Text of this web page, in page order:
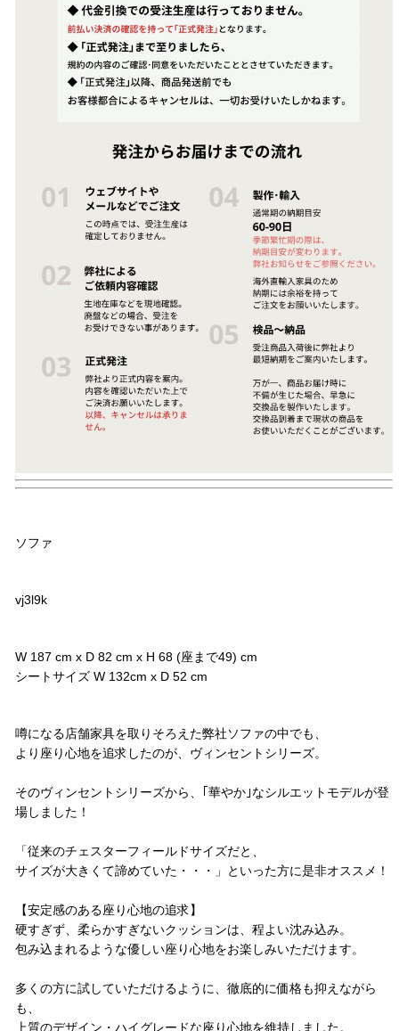
ソファ
vj3l9k
W 187 cm x D 82 cm x H 68 (座まで49) cm
シートサイズ W 132cm x D 52 cm
噂になる店舗家具を取りそろえた弊社ソファの中でも、
より座り心地を追求したのが、ヴィンセントシリーズ。
そのヴィンセントシリーズから、｢華やか｣なシルエットモデルが登
場しました！
「従来のチェスターフィールドサイズだと、
サイズが大きくて諦めていた・・・」といった方に是非オススメ！
【安定感のある座り心地の追求】
硬すぎず、柔らかすぎないクッションは、程よい沈み込み。
包み込まれるような優しい座り心地をお楽しみいただけます。
多くの方に試していただけるように、徹底的に価格も抑えながら
も、
上質のデザイン・ハイグレードな座り心地を維持しました。